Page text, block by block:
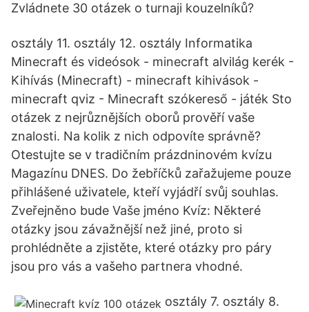
Zvládnete 30 otázek o turnaji kouzelníků?
osztály 11. osztály 12. osztály Informatika
Minecraft és videósok - minecraft alvilág kerék -
Kihívás (Minecraft) - minecraft kihivások -
minecraft qviz - Minecraft szókereső - játék Sto
otázek z nejrůznějších oborů prověří vaše
znalosti. Na kolik z nich odpovíte správně?
Otestujte se v tradičním prázdninovém kvízu
Magazínu DNES. Do žebříčků zařažujeme pouze
přihlášené uživatele, kteří vyjádří svůj souhlas.
Zveřejněno bude Vaše jméno Kvíz: Některé
otázky jsou závažnější než jiné, proto si
prohlédněte a zjistěte, které otázky pro páry
jsou pro vás a vašeho partnera vhodné.
osztály 7. osztály 8.